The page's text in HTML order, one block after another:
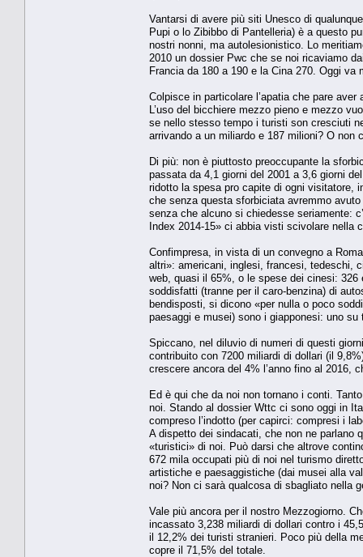
Vantarsi di avere più siti Unesco di
Pupi o lo Zibibbo di Pantelleria) è a questo
nostri nonni, ma autolesionistico. Lo
2010 un dossier Pwc che se noi ricaviamo
Francia da 180 a 190 e la Cina 270. Oggi va
Colpisce in particolare l’apatia che pare
L’uso del bicchiere mezzo pieno e mezzo
se nello stesso tempo i turisti son cresciuti
arrivando a un miliardo e 187 milioni? O non
Di più: non è piuttosto preoccupante la
passata da 4,1 giorni del 2001 a 3,6 giorni
ridotto la spesa pro capite di ogni visitatore,
che senza questa sforbiciata avremmo
senza che alcuno si chiedesse seriamente:
Index 2014-15» ci abbia visti scivolare nella
Confimpresa, in vista di un convegno a
altri»: americani, inglesi, francesi, tedeschi,
web, quasi il 65%, o le spese dei cinesi:
soddisfatti (tranne per il caro-benzina) di
bendisposti, si dicono «per nulla o poco
paesaggi e musei) sono i giapponesi: uno
Spiccano, nel diluvio di numeri di questi
contribuito con 7200 miliardi di dollari (il
crescere ancora del 4% l’anno fino al 2016,
Ed è qui che da noi non tornano i conti.
noi. Stando al dossier Wttc ci sono oggi in
compreso l’indotto (per capirci: compresi i
A dispetto dei sindacati, che non ne parlano
«turistici» di noi. Può darsi che altrove
672 mila occupati più di noi nel turismo
artistiche e paesaggistiche (dai musei alla
noi? Non ci sarà qualcosa di sbagliato nella
Vale più ancora per il nostro Mezzogiorno.
incassato 3,238 miliardi di dollari contro i
il 12,2% dei turisti stranieri. Poco più della
copre il 71,5% del totale.